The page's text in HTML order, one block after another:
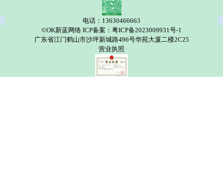
电话：13630466663
©OK新蓝网络 ICP备案：粤ICP备2023009931号-1
广东省江门鹤山市沙坪新城路496号华苑大厦二楼2C25
营业执照